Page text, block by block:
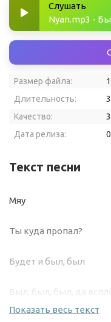
Слушать
Nyan.mp3 -
Размер файла:
Длительность:
Качество:
Дата релиза:
Текст песни
Мяу
Ты куда пропал?
Будет и был, был
Был, был, был, да
Показать весь текст